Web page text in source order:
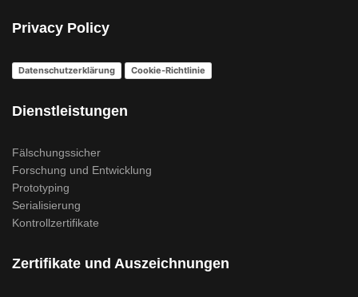
Privacy Policy
Datenschutzerklärung Cookie-Richtlinie
Dienstleistungen
Fälschungssicher
Forschung und Entwicklung
Prototyping
Serialisierung
Kontrollzertifikate
Zertifikate und Auszeichnungen